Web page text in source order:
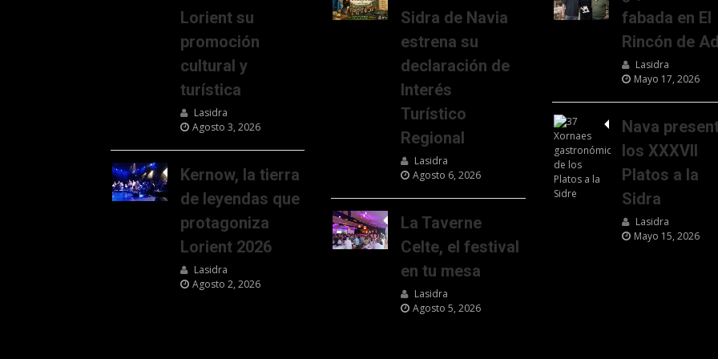
Lorient su
promoción
cultural y
turística
Lasidra
Agosto 3, 2026
Kernow, la tierra
de leyendas que
protagoniza
Lorient 2026
Lasidra
Agosto 2, 2026
Sidra de Navia
estrena su
declaración de
Interés
Turístico
Regional
Lasidra
Agosto 6, 2026
La Taverne
Celte, el festival
en tu mesa
Lasidra
Agosto 5, 2026
fabada en El
Rincón de
Lasidra
Mayo 17, 2026
Nava
los XXXVII
Platos a la
Sidra
Lasidra
Mayo 15, 2026